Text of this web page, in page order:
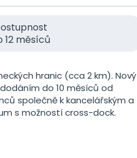
12 měsíců
hranic (cca 2 km). Nový
do 10 měsíců od
společně k kancelářským a
s možností cross-dock.